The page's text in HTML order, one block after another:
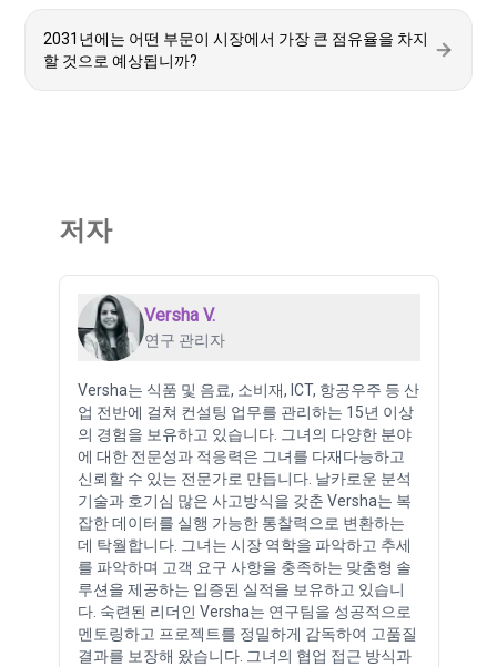
2031년에는 어떤 부문이 시장에서 가장 큰 점유율을 차지
할 것으로 예상됩니까?
저자
Versha V.
연구 관리자
Versha는 식품 및 음료, 소비재, ICT, 항공우주 등 산
업 전반에 걸쳐 컨설팅 업무를 관리하는 15년 이상
의 경험을 보유하고 있습니다. 그녀의 다양한 분야
에 대한 전문성과 적응력은 그녀를 다재다능하고
신뢰할 수 있는 전문가로 만듭니다. 날카로운 분석
기술과 호기심 많은 사고방식을 갖춘 Versha는 복
잡한 데이터를 실행 가능한 통찰력으로 변환하는
데 탁월합니다. 그녀는 시장 역학을 파악하고 추세
를 파악하며 고객 요구 사항을 충족하는 맞춤형 솔
루션을 제공하는 입증된 실적을 보유하고 있습니
다. 숙련된 리더인 Versha는 연구팀을 성공적으로
멘토링하고 프로젝트를 정밀하게 감독하여 고품질
결과를 보장해 왔습니다. 그녀의 협업 접근 방식과